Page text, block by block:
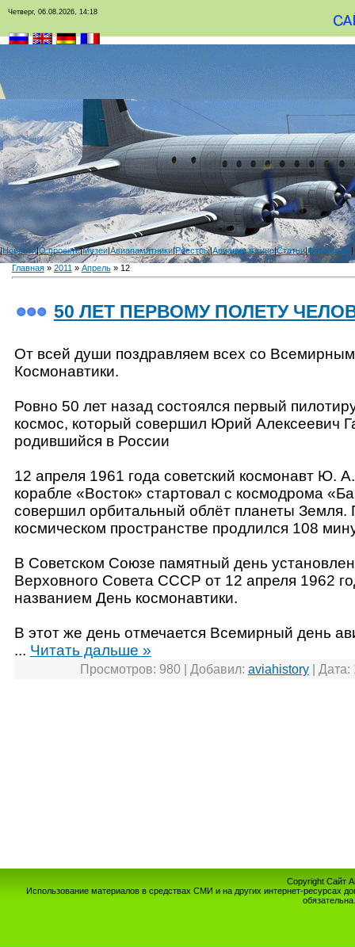
Четверг, 06.08.2026, 14:18
|Новости|О проекте|Музеи|Авиапамятники|Реестры|Авиация в кино|Статьи|Фотоархив|
Главная» 2011 » Апрель » 12
50 ЛЕТ ПЕРВОМУ ПОЛЕТУ
От всей души поздравляем всех со
Космонавтики.
Ровно 50 лет назад состоялся первый
космос, который совершил Юрий Алексеевич
родившийся в России
12 апреля 1961 года советский космонавт Ю.
корабле «Восток» стартовал с космодрома
совершил орбитальный облёт планеты Земля.
космическом пространстве продлился 108
В Советском Союзе памятный день
Верховного Совета СССР от 12 апреля 1962
названием День космонавтики.
В этот же день отмечается Всемирный день
... Читать дальше »
Просмотров: 980| Добавил: aviahistory| Дата:
Copyright Сайт
Использование материалов в средствах СМИ и на других интернет-ресурсах
обязательна.